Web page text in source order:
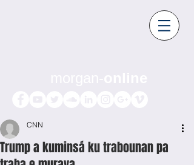
Trump a kuminsá ku trabounan pa
CNN